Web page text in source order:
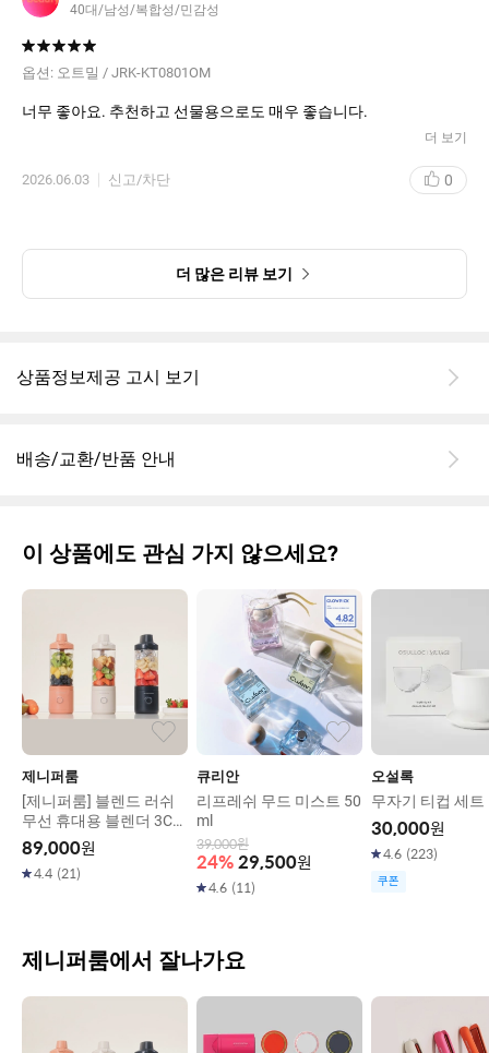
40대/남성/복합성/민감성
옵션: 오트밀 / JRK-KT0801OM
너무 좋아요. 추천하고 선물용으로도 매우 좋습니다.
더 보기
2026.06.03 신고/차단 0
더 많은 리뷰 보기
상품정보제공 고시 보기
배송/교환/반품 안내
이 상품에도 관심 가지 않으세요?
제니퍼룸
[제니퍼룸] 블렌드 러쉬
무선 휴대용 블렌더 3Col
or
89,000원
4.4 (21)
큐리안
리프레쉬 무드 미스트 50
ml
39,000원
24% 29,500원
4.6 (11)
오설록
무자기 티컵 세트
30,000원
4.6 (223)
쿠폰
제니퍼룸에서 잘나가요